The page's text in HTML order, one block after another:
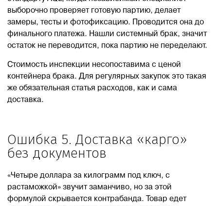
выборочно проверяет готовую партию, делает
замеры, тесты и фотофиксацию. Проводится она до
финального платежа. Нашли системный брак, значит
остаток не переводится, пока партию не переделают.
Стоимость инспекции несопоставима с ценой
контейнера брака. Для регулярных закупок это такая
же обязательная статья расходов, как и сама
доставка.
Ошибка 5. Доставка «карго»
без документов
«Четыре доллара за килограмм под ключ, с
растаможкой» звучит заманчиво, но за этой
формулой скрывается контрабанда. Товар едет